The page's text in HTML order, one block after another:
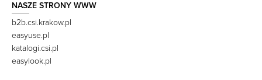
NASZE STRONY WWW
b2b.csi.krakow.pl
easyuse.pl
katalogi.csi.pl
easylook.pl